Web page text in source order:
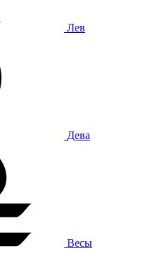
Лев
Дева
Весы